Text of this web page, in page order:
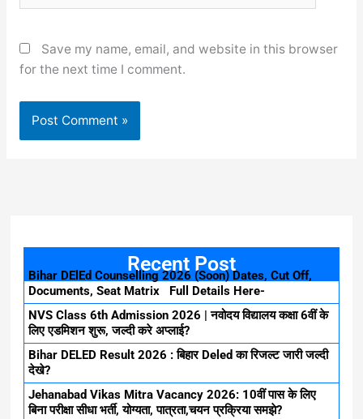
Save my name, email, and website in this browser
for the next time I comment.
Recent Post
Bihar DElEd Counselling 2026 (Soon) Dates, Cut Off,
Documents, Seat Matrix Full Details Here-
NVS Class 6th Admission 2026 | नवोदय विद्यालय कक्षा 6वीं के
लिए एडमिशन शुरू, जल्दी करे अप्लाई?
Bihar DELED Result 2026 : बिहार Deled का रिजल्ट जारी जल्दी
देखे?
Jehanabad Vikas Mitra Vacancy 2026: 10वीं पास के लिए
बिना परीक्षा सीधा भर्ती, योग्यता, पात्रता,चयन प्रक्रिया समझे?